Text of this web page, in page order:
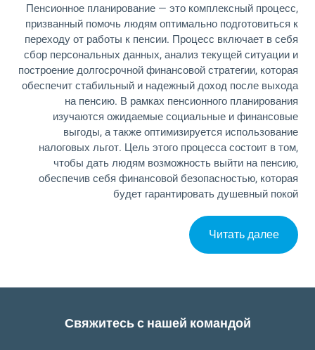
Пенсионное планирование — это комплексный процесс,
призванный помочь людям оптимально подготовиться к
переходу от работы к пенсии. Процесс включает в себя
сбор персональных данных, анализ текущей ситуации и
построение долгосрочной финансовой стратегии, которая
обеспечит стабильный и надежный доход после выхода
на пенсию. В рамках пенсионного планирования
изучаются ожидаемые социальные и финансовые
выгоды, а также оптимизируется использование
налоговых льгот. Цель этого процесса состоит в том,
чтобы дать людям возможность выйти на пенсию,
обеспечив себя финансовой безопасностью, которая
будет гарантировать душевный покой
Читать далее
Свяжитесь с нашей командой